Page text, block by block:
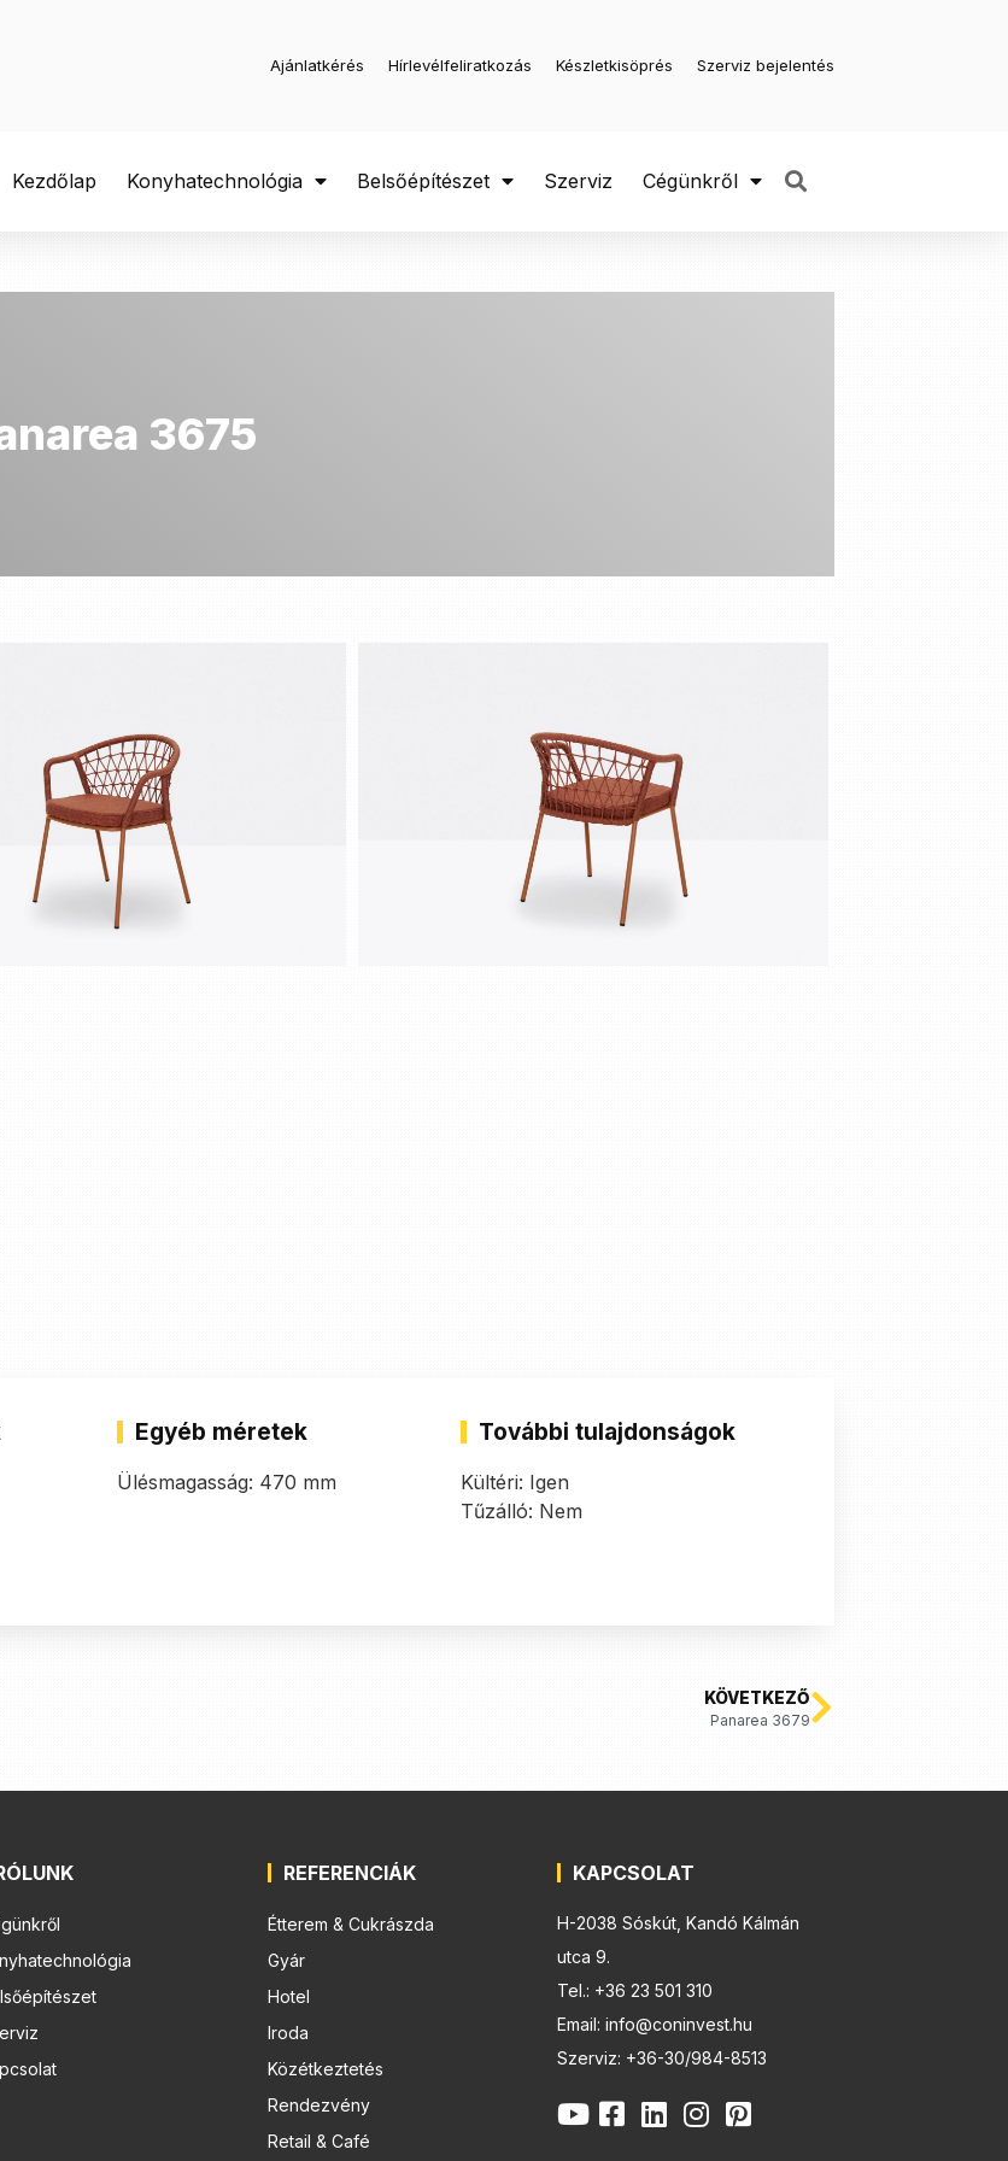
Ajánlatkérés Hírlevélfeliratkozás Készletkisöprés Szerviz bejelentés
Kezdőlap Konyhatechnológia Belsőépítészet Szerviz Cégünkről
3675
Egyéb méretek
Ülésmagasság: 470 mm
További tulajdonságok
Kültéri: Igen
Tűzálló: Nem
KÖVETKEZŐ
Panarea 3679
REFERENCIÁK
Étterem & Cukrászda
Gyár
Hotel
Iroda
Közétkeztetés
Rendezvény
Retail & Café
KAPCSOLAT
H-2038 Sóskút, Kandó Kálmán
utca 9.
Tel.: +36 23 501 310
Email: info@coninvest.hu
Szerviz: +36-30/984-8513